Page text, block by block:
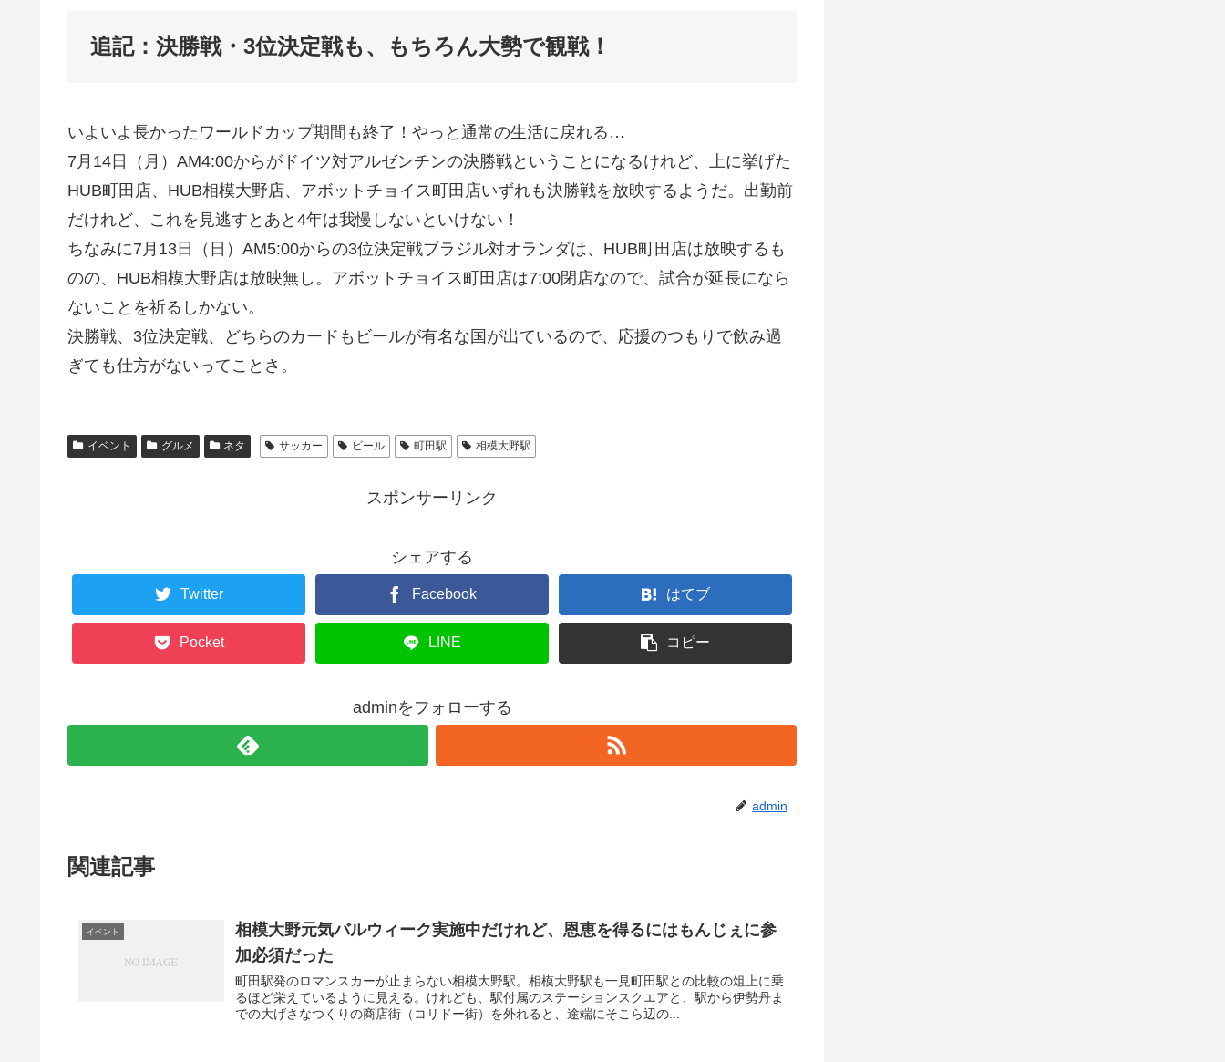
追記：決勝戦・3位決定戦も、もちろん大勢で観戦！
いよいよ長かったワールドカップ期間も終了！やっと通常の生活に戻れる…
7月14日（月）AM4:00からがドイツ対アルゼンチンの決勝戦ということになるけれど、上に挙げた
HUB町田店、HUB相模大野店、アボットチョイス町田店いずれも決勝戦を放映するようだ。出勤前
だけれど、これを見逃すとあと4年は我慢しないといけない！
ちなみに7月13日（日）AM5:00からの3位決定戦ブラジル対オランダは、HUB町田店は放映するも
のの、HUB相模大野店は放映無し。アボットチョイス町田店は7:00閉店なので、試合が延長になら
ないことを祈るしかない。
決勝戦、3位決定戦、どちらのカードもビールが有名な国が出ているので、応援のつもりで飲み過
ぎても仕方がないってことさ。
イベント グルメ ネタ サッカー ビール 町田駅 相模大野駅
スポンサーリンク
シェアする
Twitter Facebook はてブ
Pocket LINE コピー
adminをフォローする
admin
関連記事
イベント
相模大野元気バルウィーク実施中だけれど、恩恵を得るにはもんじぇに参
加必須だった
町田駅発のロマンスカーが止まらない相模大野駅。相模大野駅も一見町田駅との比較の俎上に乗
るほど栄えているように見える。けれども、駅付属のステーションスクエアと、駅から伊勢丹ま
での大げさなつくりの商店街（コリドー街）を外れると、途端にそこら辺の...